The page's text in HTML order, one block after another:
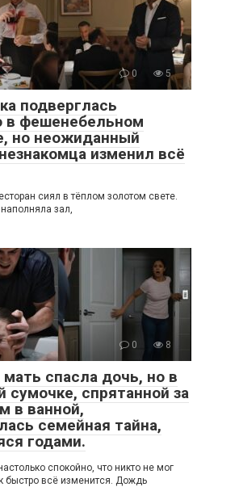
0 5
подверглась
в фешенебельном
но неожиданный
изменил всё
сиял в тёплом золотом свете.
зал,
0 8
спасла дочь, но в
сумочке, спрятанной за
в ванной,
семейная тайна,
годами.
спокойно, что никто не мог
быстро всё изменится. Дождь